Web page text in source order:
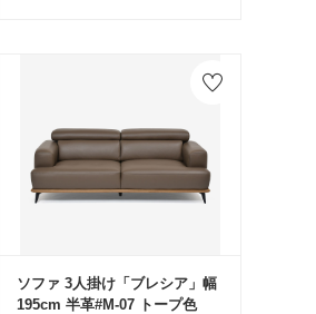
ソファ 3人掛け「ブレシア」幅
195cm 半革#M-07 トープ色